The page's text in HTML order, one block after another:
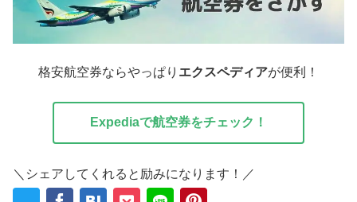
格安航空券ならやっぱり エクスペディアが便利！
Expediaで航空券をチェック！
＼シェアしてくれると励みになります！／